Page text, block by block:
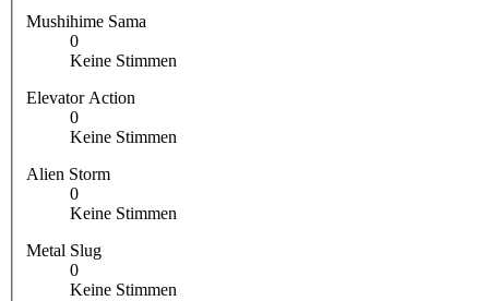
Mushihime Sama
0
Keine Stimmen
Elevator Action
0
Keine Stimmen
Alien Storm
0
Keine Stimmen
Metal Slug
0
Keine Stimmen